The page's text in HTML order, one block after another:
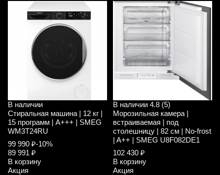
В наличии
Стиральная машина | 12 кг |
15 программ | A+++ | SMEG
WM3T24RU
99 990 ₽-10%
89 991 ₽
В корзину
Акция
В наличии 4.8 (5)
Морозильная камера |
встраиваемая | под
столешницу | 82 см | No-frost
| A++ | SMEG U8F082DE1
102 430 ₽
В корзину
Акция